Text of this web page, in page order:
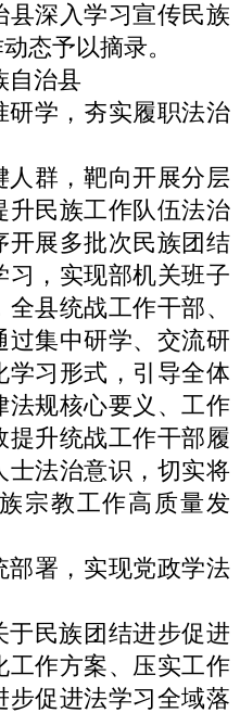
深入学习宣传民族
态予以摘录。
自治县
学，夯实履职法治
群，靶向开展分层
升民族工作队伍法治
开展多批次民族团结
，实现部机关班子
县统战工作干部、
集中研学、交流研
习形式，引导全体
法规核心要义、工作
提升统战工作干部履
法治意识，切实将
宗教工作高质量发
署，实现党政学法
民族团结进步促进
工作方案、压实工作
促进法学习全域落